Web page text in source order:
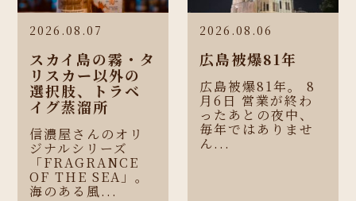
2026.08.07
スカイ島の霧・タ
リスカー以外の
選択肢、トラベ
イグ蒸溜所
信濃屋さんのオリ
ジナルシリーズ
「FRAGRANCE
OF THE SEA」。
海のある風...
2026.08.06
広島被爆81年
広島被爆81年。 8
月6日 営業が終わ
ったあとの夜中、
毎年ではありませ
ん...